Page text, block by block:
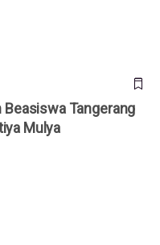
Tangerang
Mulya